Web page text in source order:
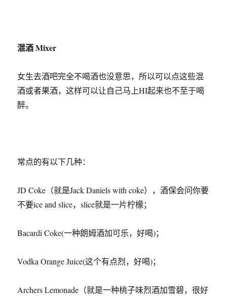
混酒 Mixer
女生去酒吧完全不喝酒也没意思，所以可以点这些混
酒或者果酒，这样可以让自己马上HI起来也不至于喝
醉。
常点的有以下几种：
JD Coke（就是Jack Daniels with coke），酒保会问你要
不要ice and slice，slice就是一片柠檬；
Bacardi Coke(一种朗姆酒加可乐，好喝)；
Vodka Orange Juice(这个有点烈，好喝)；
Archers Lemonade（就是一种桃子味烈酒加雪碧，很好